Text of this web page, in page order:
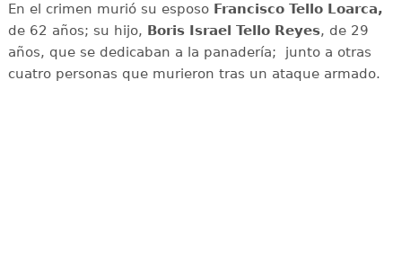
En el crimen murió su esposoFrancisco Tello Loarca,
de 62 años; su hijo, Boris Israel Tello Reyes, de 29
años, que se dedicaban a la panadería; junto a otras
cuatro personas que murieron tras un ataque armado.